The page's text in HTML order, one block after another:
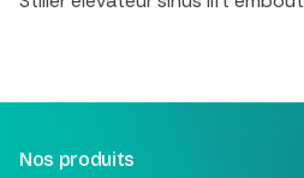
Nos produits